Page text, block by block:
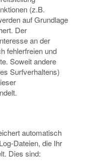
(z.B.
auf Grundlage
Der
an der
fehlerfreien und
Soweit andere
Surfverhaltens)
automatisch
Dateien, die Ihr
Dies sind: